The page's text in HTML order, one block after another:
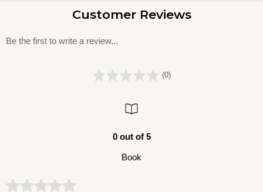
Customer Reviews
Be the first to write a review...
(0)
0 out of 5
Book